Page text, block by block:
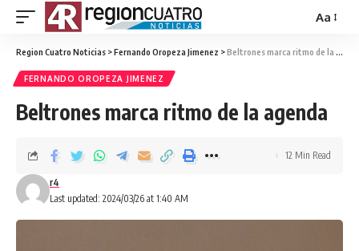
Aa
Region Cuatro Noticias >Fernando Oropeza Jimenez >Beltrones marca ritmo de la agenda
FERNANDO OROPEZA JIMENEZ
Beltrones marca ritmo de la agenda
Last updated: 2024/03/26 at 1:40 AM
r4
12 Min Read